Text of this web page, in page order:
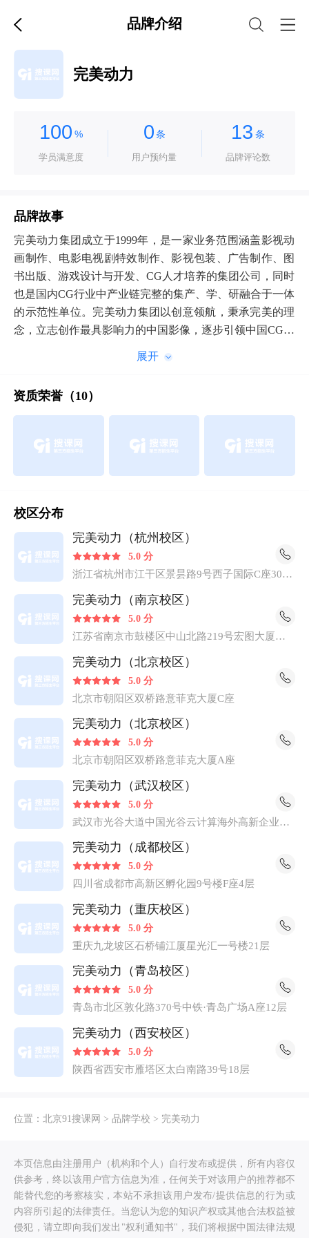
品牌介绍
完美动力
100 %
学员满意度
0 条
用户预约量
13 条
品牌评论数
品牌故事
完美动力集团成立于1999年，是一家业务范围涵盖影视动
画制作、电影电视剧特效制作、影视包装、广告制作、图
书出版、游戏设计与开发、CG人才培养的集团公司，同时
也是国内CG行业中产业链完整的集产、学、研融合于一体
的示范性单位。完美动力集团以创意领航，秉承完美的理
念，立志创作最具影响力的中国影像，逐步引领中国CG教
授课经验，热心于CG教育领域，多数讲师亲自编写过诸多
教材 。以大量的成功案例向社会提供专业CG类培训，更
致力于打造中国CG人才，以保证教学质量为培训的基本立
足点，为学员提供CG职业教育。
资质荣誉（10）
校区分布
完美动力（杭州校区）
5.0 分
浙江省杭州市江干区景昙路9号西子国际C座3004
完美动力（南京校区）
5.0 分
江苏省南京市鼓楼区中山北路219号宏图大厦四
完美动力（北京校区）
5.0 分
北京市朝阳区双桥路意菲克大厦C座
完美动力（北京校区）
5.0 分
北京市朝阳区双桥路意菲克大厦A座
完美动力（武汉校区）
5.0 分
武汉市光谷大道中国光谷云计算海外高新企业孵
完美动力（成都校区）
5.0 分
四川省成都市高新区孵化园9号楼F座4层
完美动力（重庆校区）
5.0 分
重庆九龙坡区石桥铺江厦星光汇一号楼21层
完美动力（青岛校区）
5.0 分
青岛市北区敦化路370号中铁·青岛广场A座12层
完美动力（西安校区）
5.0 分
陕西省西安市雁塔区太白南路39号18层
位置：北京91搜课网 >品牌学校 > 完美动力
本页信息由注册用户（机构和个人）自行发布或提供，所有内容仅
供参考，终以该用户官方信息为准，任何关于对该用户的推荐都不
能替代您的考察核实，本站不承担该用户发布/提供信息的行为或
内容所引起的法律责任。当您认为您的知识产权或其他合法权益被
侵犯，请立即向我们发出"权利通知书"，我们将根据中国法律法规